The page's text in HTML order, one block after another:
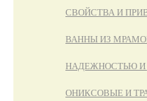
СВОЙСТВА И
ВАННЫ ИЗ
НАДЕЖНОСТЬЮ И
ОНИКСОВЫЕ И